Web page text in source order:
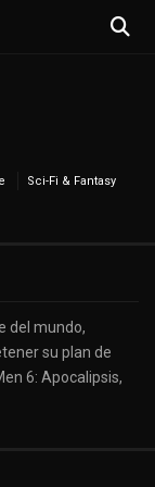
Sci-Fi & Fantasy
del mundo,
su plan de
6: Apocalipsis,